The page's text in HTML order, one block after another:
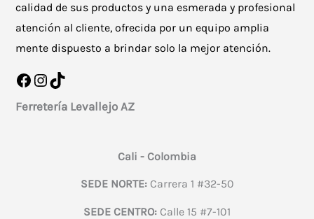
calidad de sus productos y una esmerada y profesional
atención al cliente, ofrecida por un equipo amplia
mente dispuesto a brindar solo la mejor atención.
Facebook
Instagram
TikTok
Ferretería Levallejo AZ
Cali - Colombia
SEDE NORTE:Carrera 1 #32-50
SEDE CENTRO: Calle 15 #7-101